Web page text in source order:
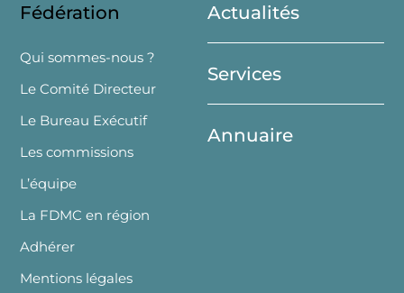
To
Top
Fédération
Qui sommes-nous ?
Le Comité Directeur
Le Bureau Exécutif
Les commissions
L’équipe
La FDMC en région
Adhérer
Mentions légales
Actualités
Services
Annuaire